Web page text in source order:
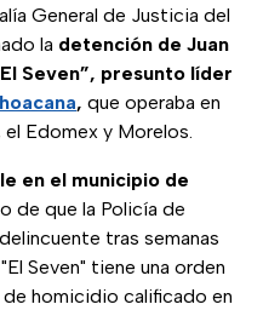
General de Justicia del
la detención de Juan
Seven”, presunto líder
, que operaba en
Edomex y Morelos.
en el municipio de
de que la Policía de
tras semanas
Seven" tiene una orden
homicidio calificado en